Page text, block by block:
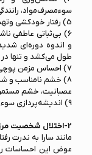
سوء‌مصرف‌مواد،
5) رفتار خودکشی وتهدید‌ به خودکشی یا رفتارهای خود‌آسیب‌زای مکرر.
6) بی‌ثباتی عاطفی
و اندوه دوره‌ای‌
طول می‌کشد و تنها در
7) احساس‌ مزمن پوچی.
8) خشم نامناسب و
عصبانیت، خشم مستمر
9) اندیشه‌پردازی سوء ظنانه و بدبینی گذرا و مرتبط با فشار‌ روانی.
2-اختلال شخصیت مرزی خاموش
مانند سارا به ندرت
عوض این احساسات